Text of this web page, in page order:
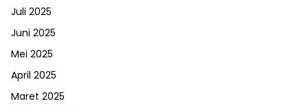
Juli 2025
Juni 2025
Mei 2025
April 2025
Maret 2025